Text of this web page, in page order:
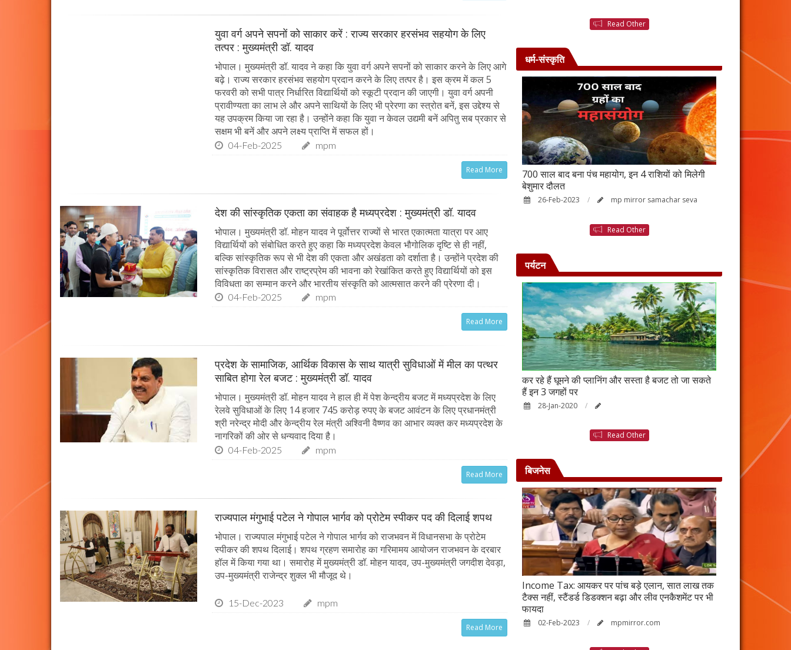
युवा वर्ग अपने सपनों को साकार करें : राज्य सरकार हरसंभव सहयोग के लिए
तत्पर : मुख्यमंत्री डॉ. यादव
भोपाल। मुख्यमंत्री डॉ. यादव ने कहा कि युवा वर्ग अपने सपनों को साकार करने के लिए आगे
बढ़े। राज्य सरकार हरसंभव सहयोग प्रदान करने के लिए तत्पर है। इस क्रम में कल 5
फरवरी को सभी पात्र निर्धारित विद्यार्थियों को स्कूटी प्रदान की जाएगी। युवा वर्ग अपनी
प्रावीण्यता का लाभ ले और अपने साथियों के लिए भी प्रेरणा का स्त्रोत बनें, इस उद्देश्य से
यह उपक्रम किया जा रहा है। उन्होंने कहा कि युवा न केवल उद्यमी बनें अपितु सब प्रकार से
सक्षम भी बनें और अपने लक्ष्य प्राप्ति में सफल हों।
04-Feb-2025 mpm
Read More
देश की सांस्कृतिक एकता का संवाहक है मध्यप्रदेश : मुख्यमंत्री डॉ. यादव
भोपाल। मुख्यमंत्री डॉ. मोहन यादव ने पूर्वोत्तर राज्यों से भारत एकात्मता यात्रा पर आए
विद्यार्थियों को संबोधित करते हुए कहा कि मध्यप्रदेश केवल भौगोलिक दृष्टि से ही नहीं,
बल्कि सांस्कृतिक रूप से भी देश की एकता और अखंडता को दर्शाता है। उन्होंने प्रदेश की
सांस्कृतिक विरासत और राष्ट्रप्रेम की भावना को रेखांकित करते हुए विद्यार्थियों को इस
विविधता का सम्मान करने और भारतीय संस्कृति को आत्मसात करने की प्रेरणा दी।
04-Feb-2025 mpm
Read More
प्रदेश के सामाजिक, आर्थिक विकास के साथ यात्री सुविधाओं में मील का पत्थर
साबित होगा रेल बजट : मुख्यमंत्री डॉ. यादव
भोपाल। मुख्यमंत्री डॉ. मोहन यादव ने हाल ही में पेश केन्द्रीय बजट में मध्यप्रदेश के लिए
रेलवे सुविधाओं के लिए 14 हजार 745 करोड़ रुपए के बजट आवंटन के लिए प्रधानमंत्री
श्री नरेन्द्र मोदी और केन्द्रीय रेल मंत्री अश्विनी वैष्णव का आभार व्यक्त कर मध्यप्रदेश के
नागरिकों की ओर से धन्यवाद दिया है।
04-Feb-2025 mpm
Read More
राज्यपाल मंगुभाई पटेल ने गोपाल भार्गव को प्रोटेम स्पीकर पद की दिलाई शपथ
भोपाल। राज्यपाल मंगुभाई पटेल ने गोपाल भार्गव को राजभवन में विधानसभा के प्रोटेम
स्पीकर की शपथ दिलाई। शपथ ग्रहण समारोह का गरिमामय आयोजन राजभवन के दरबार
हॉल में किया गया था। समारोह में मुख्यमंत्री डॉ. मोहन यादव, उप-मुख्यमंत्री जगदीश देवड़ा,
उप-मुख्यमंत्री राजेन्द्र शुक्ल भी मौजूद थे।
15-Dec-2023 mpm
Read More
Read Other
धर्म-संस्कृति
Hanuman Jayanti 2023 : हनुमान जयंती पर राशि के
700 साल बाद बना पंच महायोग, इन 4 राशियों को मिलेगी
बेशुमार दौलत
26-Feb-2023 mp mirror samachar seva
Read Other
पर्यटन
दो दिनों की छुट्टी एन्जॉय करने के लिए बेहतरीन है दिल्ली के
आसपास बसी ये 4 जगहें
28-Feb-2020
कर रहे हैं घूमने की प्लानिंग और सस्ता है बजट तो जा सकते
हैं इन 3 जगहों पर
28-Jan-2020
Read Other
बिजनेस
Income Tax: आयकर पर पांच बड़े एलान, सात लाख तक
टैक्स नहीं, स्टैंडर्ड डिडक्शन बढ़ा और लीव एनकैशमेंट पर भी
फायदा
02-Feb-2023 mpmirror.com
वर्ष 2023 में भी
विकेंद्रीकरण का
17-Jan-2023